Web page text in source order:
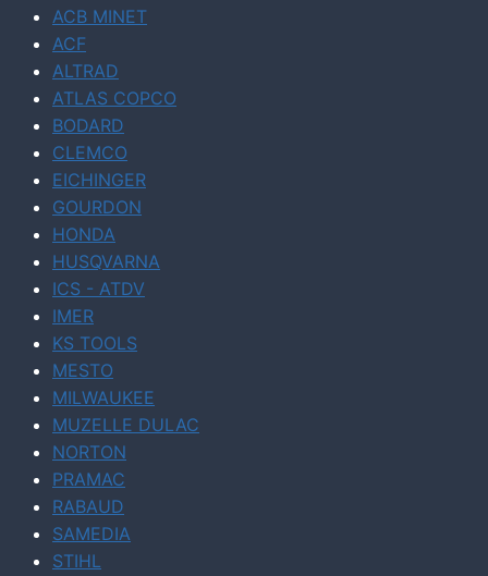
ACB MINET
ACF
ALTRAD
ATLAS COPCO
BODARD
CLEMCO
EICHINGER
GOURDON
HONDA
HUSQVARNA
ICS - ATDV
IMER
KS TOOLS
MESTO
MILWAUKEE
MUZELLE DULAC
NORTON
PRAMAC
RABAUD
SAMEDIA
STIHL